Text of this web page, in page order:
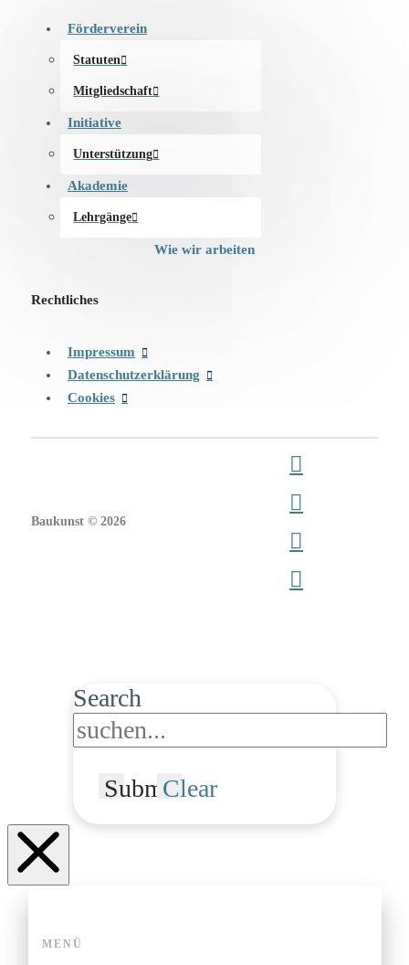
Förderverein
Statuten
Mitgliedschaft
Initiative
Unterstützung
Akademie
Lehrgänge
Wie wir arbeiten
Rechtliches
Impressum
Datenschutzerklärung
Cookies
Baukunst © 2026
Search
SubmitClear
MENÜ